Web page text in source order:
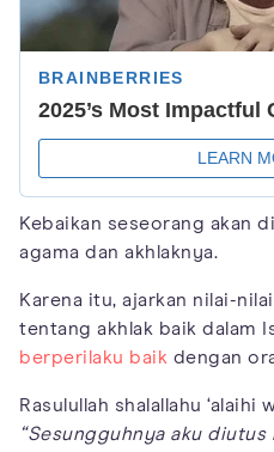
Kebaikan seseorang akan
agama dan akhlaknya.
Karena itu, ajarkan nilai-
tentang akhlak baik dalam
berperilaku baik dengan
Rasulullah shalallahu ‘alaihi
“Sesungguhnya aku diutus